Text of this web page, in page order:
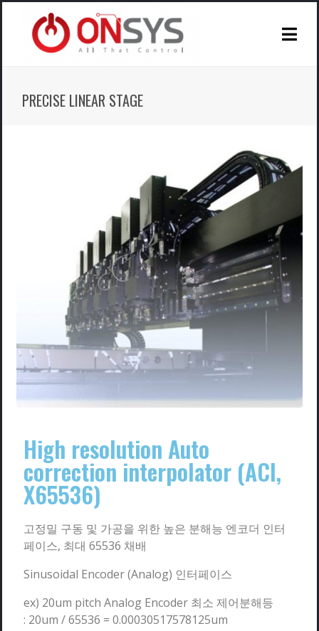
PRECISE LINEAR STAGE
High resolution Auto
correction interpolator (ACI,
X65536)
고정밀 구동 및 가공을 위한 높은 분해능 엔코더 인터
페이스, 최대 65536 채배
Sinusoidal Encoder (Analog) 인터페이스
ex) 20um pitch Analog Encoder 최소 제어분해등
: 20um / 65536 = 0.00030517578125um